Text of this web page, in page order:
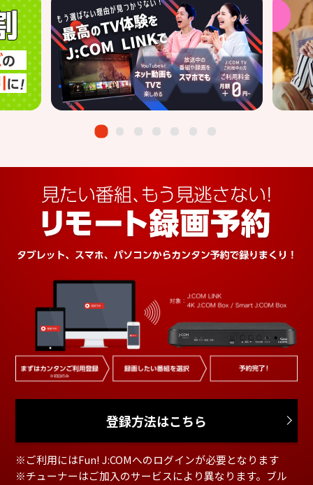
登録方法はこちら
※ご利用にはFun! J:COMへのログインが必要となります
※チューナーはご加入のサービスにより異なります。ブル